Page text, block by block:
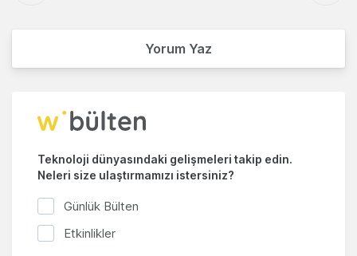
Yorum Yaz
Teknoloji dünyasındaki gelişmeleri takip edin.
Neleri size ulaştırmamızı istersiniz?
Günlük Bülten
Etkinlikler